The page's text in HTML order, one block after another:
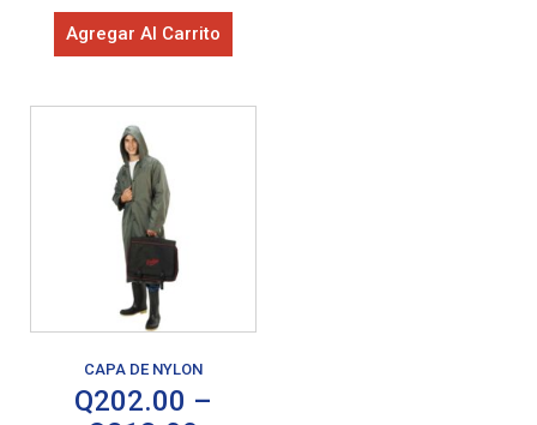
Agregar Al Carrito
CAPA DE NYLON
Q202.00 –